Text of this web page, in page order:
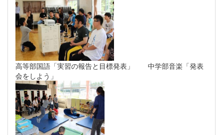
高等部国語「実習の報告と目標発表」 中学部音楽「発表
会をしよう」